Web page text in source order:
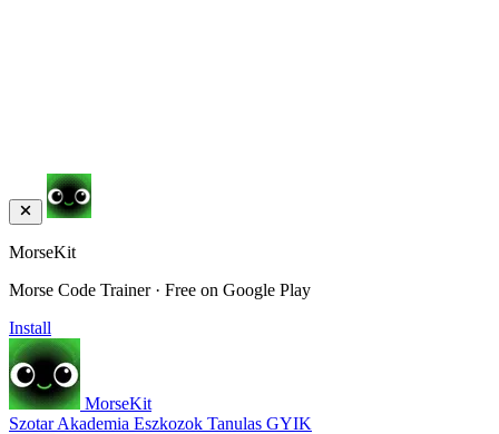
MorseKit
Morse Code Trainer · Free on Google Play
Install
MorseKit
SzotarAkademia Eszkozok Tanulas GYIK